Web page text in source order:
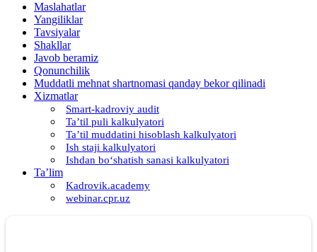
Maslahatlar
Yangiliklar
Tavsiyalar
Shakllar
Javob beramiz
Qonunchilik
Muddatli mehnat shartnomasi qanday bekor qilinadi
Xizmatlar
Smart-kadroviy audit
Ta’til puli kalkulyatori
Ta’til muddatini hisoblash kalkulyatori
Ish staji kalkulyatori
Ishdan boʻshatish sanasi kalkulyatori
Ta’lim
Kadrovik.academy
webinar.cpr.uz